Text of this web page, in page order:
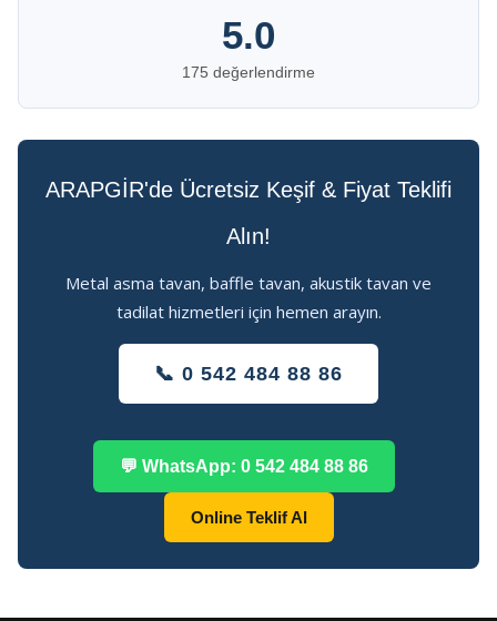
5.0
175 değerlendirme
ARAPGİR'de Ücretsiz Keşif & Fiyat Teklifi
Alın!
Metal asma tavan, baffle tavan, akustik tavan ve
tadilat hizmetleri için hemen arayın.
📞 0 542 484 88 86
💬 WhatsApp: 0 542 484 88 86
Online Teklif Al